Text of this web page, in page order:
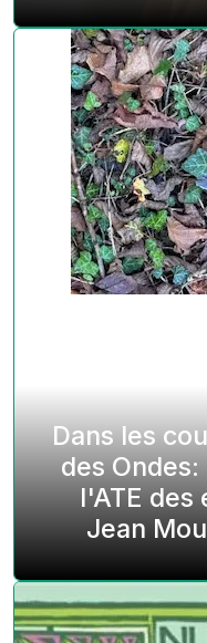
Dans les
des
l'ATE des
Jean